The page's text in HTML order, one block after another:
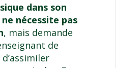
dans son
nécessite pas
, mais demande
de